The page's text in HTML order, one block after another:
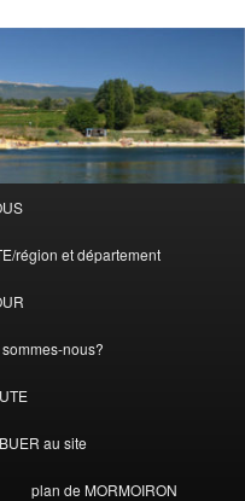
région et département
nous?
au site
plan de MORMOIRON